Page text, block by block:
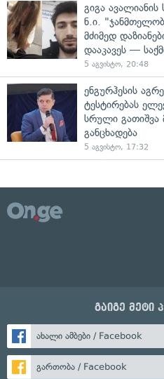
გიგა
ნ.ი.
მძიმედ
დააკავეს —
5 აგვისტო, 20:48
ენგურჰესის
ტესტირებას
სრული გათიშვა
განცხადება
5 აგვისტო, 17:32
გაიგე მეტი
ახალი ამბები / Facebook
გართობა / Facebook